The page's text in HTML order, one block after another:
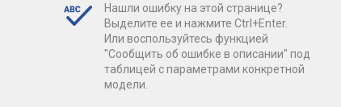
Нашли ошибку на этой странице?
Выделите ее и нажмите Ctrl+Enter.
Или воспользуйтесь функцией
"Сообщить об ошибке в описании" под
таблицей с параметрами конкретной
модели.